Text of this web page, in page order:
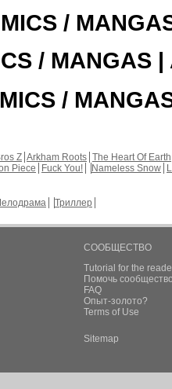
/
/ MANGAS |
/
Z Arkham Roots The Heart Of Earth
Piece Fuck You! Nameless Snow
Триллер
СООБЩЕСТВО
Tutorial for the
Помочь
FAQ
Опыт-золото?
Terms of Use
Sitemap